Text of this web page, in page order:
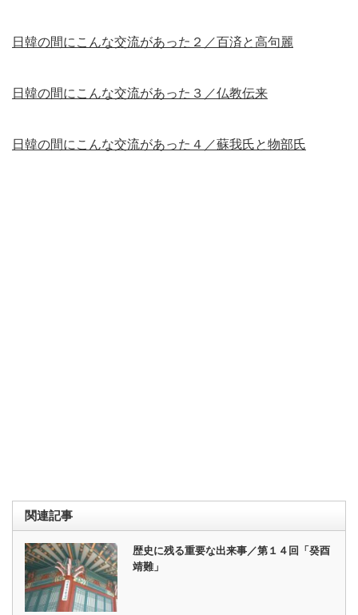
日韓の間にこんな交流があった２／百済と高句麗
日韓の間にこんな交流があった３／仏教伝来
日韓の間にこんな交流があった４／蘇我氏と物部氏
関連記事
歴史に残る重要な出来事／第１４回「癸酉
靖難」